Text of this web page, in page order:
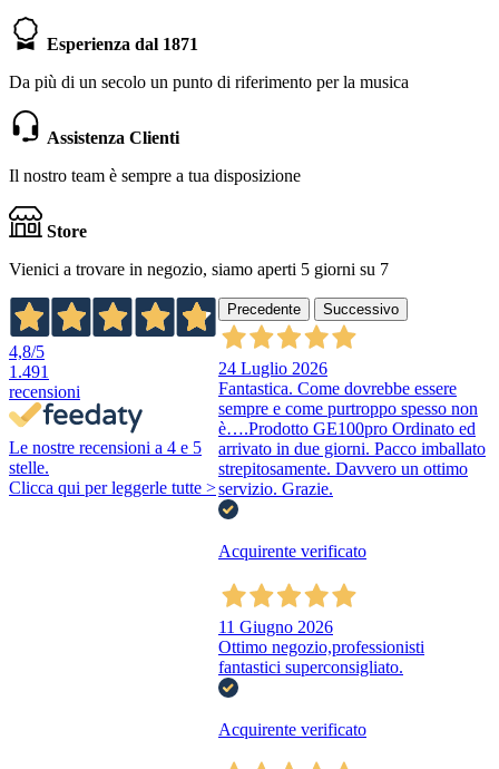
Esperienza dal 1871
Da più di un secolo un punto di riferimento per la musica
Assistenza Clienti
Il nostro team è sempre a tua disposizione
Store
Vienici a trovare in negozio, siamo aperti 5 giorni su 7
4,8/5
1.491
recensioni
Le nostre recensioni a 4 e 5
stelle.
Clicca qui per leggerle tutte >
Precedente Successivo
24 Luglio 2026
Fantastica. Come dovrebbe essere
sempre e come purtroppo spesso non
è….Prodotto GE100pro Ordinato ed
arrivato in due giorni. Pacco imballato
strepitosamente. Davvero un ottimo
servizio. Grazie.
Acquirente verificato
11 Giugno 2026
Ottimo negozio,professionisti
fantastici superconsigliato.
Acquirente verificato